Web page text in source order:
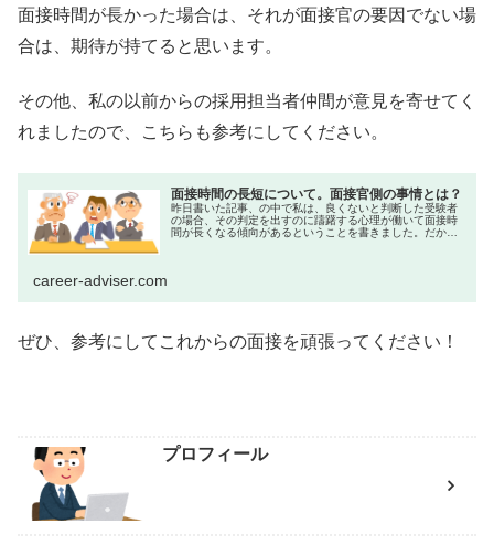
面接時間が長かった場合は、それが面接官の要因でない場
合は、期待が持てると思います。
その他、私の以前からの採用担当者仲間が意見を寄せてく
れましたので、こちらも参考にしてください。
面接時間の長短について。面接官側の事情とは？
昨日書いた記事、の中で私は、良くないと判断した受験者
の場合、その判定を出すのに躊躇する心理が働いて面接時
間が長くなる傾向があるということを書きました。だか
career-adviser.com
ぜひ、参考にしてこれからの面接を頑張ってください！
プロフィール